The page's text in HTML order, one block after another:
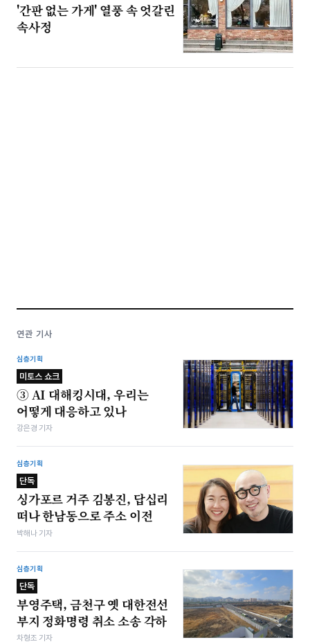
'간판 없는 가게' 열풍 속 엇갈린
속사정
연관 기사
심층기획
미토스 쇼크
③ AI 대해킹시대, 우리는
어떻게 대응하고 있나
강은경 기자
심층기획
단독
싱가포르 거주 김봉진, 답십리
떠나 한남동으로 주소 이전
박해나 기자
심층기획
단독
부영주택, 금천구 옛 대한전선
부지 정화명령 취소 소송 각하
차형조 기자